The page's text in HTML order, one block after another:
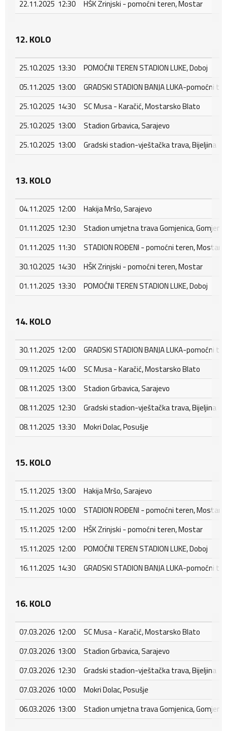
22.11.2025 12:30 HŠK Zrinjski - pomoćni teren, Mostar
12. KOLO
25.10.2025 13:30
POMOĆNI TEREN STADION LUKE, Doboj
05.11.2025 13:00
GRADSKI STADION BANJA LUKA-pomoćni
25.10.2025 14:30
SC Musa - Karačić, Mostarsko Blato
25.10.2025 13:00
Stadion Grbavica, Sarajevo
25.10.2025 13:00
Gradski stadion-vještačka trava, Bijeljina
13. KOLO
04.11.2025 12:00
Hakija Mršo, Sarajevo
01.11.2025 12:30
Stadion umjetna trava Gomjenica,
01.11.2025 11:30
STADION ROĐENI - pomoćni teren, Mostar
30.10.2025 14:30
HŠK Zrinjski - pomoćni teren, Mostar
01.11.2025 13:30
POMOĆNI TEREN STADION LUKE, Doboj
14. KOLO
30.11.2025 12:00
GRADSKI STADION BANJA LUKA-pomoćni
09.11.2025 14:00
SC Musa - Karačić, Mostarsko Blato
08.11.2025 13:00
Stadion Grbavica, Sarajevo
08.11.2025 12:30
Gradski stadion-vještačka trava, Bijeljina
08.11.2025 13:30
Mokri Dolac, Posušje
15. KOLO
15.11.2025 13:00
Hakija Mršo, Sarajevo
15.11.2025 10:00
STADION ROĐENI - pomoćni teren, Mostar
15.11.2025 12:00
HŠK Zrinjski - pomoćni teren, Mostar
15.11.2025 12:00
POMOĆNI TEREN STADION LUKE, Doboj
16.11.2025 14:30
GRADSKI STADION BANJA LUKA-pomoćni
16. KOLO
07.03.2026 12:00
SC Musa - Karačić, Mostarsko Blato
07.03.2026 13:00
Stadion Grbavica, Sarajevo
07.03.2026 12:30
Gradski stadion-vještačka trava, Bijeljina
07.03.2026 10:00
Mokri Dolac, Posušje
06.03.2026 13:00
Stadion umjetna trava Gomjenica,